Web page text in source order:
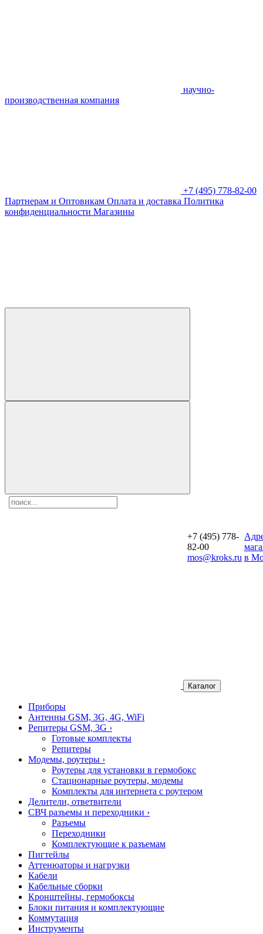
научно-
производственная компания
+7 (495) 778-82-00
Партнерам и Оптовикам Оплата и доставка Политика
конфиденциальности Магазины
+7 (495) 778-
82-00
mos@kroks.ru в
Каталог
Приборы
Антенны GSM, 3G, 4G, WiFi
Репитеры GSM, 3G ›
Готовые комплекты
Репитеры
Модемы, роутеры ›
Роутеры для установки в гермобокс
Стационарные роутеры, модемы
Комплекты для интернета с роутером
Делители, ответвители
СВЧ разъемы и переходники ›
Разъемы
Переходники
Комплектующие к разъемам
Пигтейлы
Аттенюаторы и нагрузки
Кабели
Кабельные сборки
Кронштейны, гермобоксы
Блоки питания и комплектующие
Коммутация
Инструменты